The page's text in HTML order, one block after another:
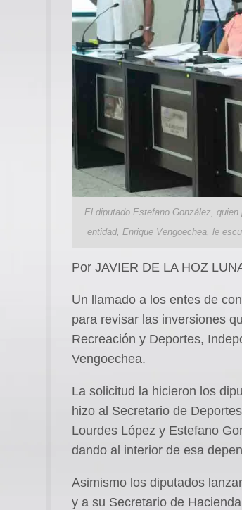
El diputado Estefano González,
entidad, Enrique Vengoechea, le
Por JAVIER DE LA HOZ
Un llamado a los entes de
para revisar las inversiones
Recreación y Deportes,
Vengoechea.
La solicitud la hicieron los
hizo al Secretario de
Lourdes López y Estefano
dando al interior de esa
Asimismo los diputados
y a su Secretario de